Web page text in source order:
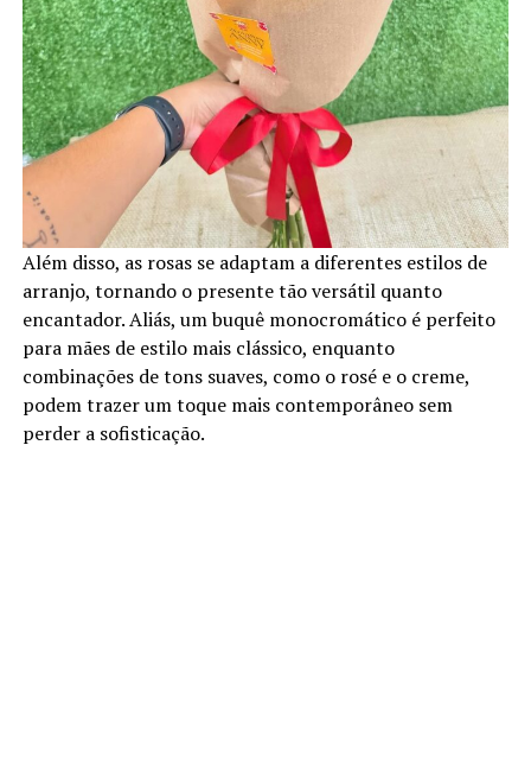
Além disso, as rosas se adaptam a diferentes estilos de
arranjo, tornando o presente tão versátil quanto
encantador. Aliás, um buquê monocromático é perfeito
para mães de estilo mais clássico, enquanto
combinações de tons suaves, como o rosé e o creme,
podem trazer um toque mais contemporâneo sem
perder a sofisticação.